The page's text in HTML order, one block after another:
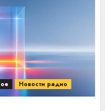
Новости радио